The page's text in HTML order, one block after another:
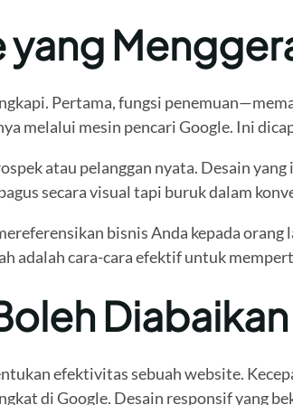
Pertama, fungsi
melalui mesin pencari Google. Ini
atau pelanggan nyata. Desain
secara visual tapi buruk dalam
bisnis Anda kepada
adalah cara-cara efektif untuk
Diabaikan
efektivitas sebuah website.
di Google. Desain responsif yang